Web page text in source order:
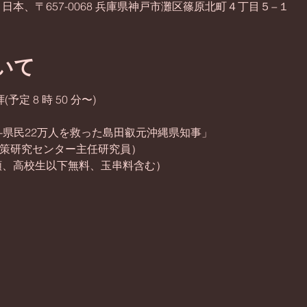
本、〒657-0068 兵庫県神戸市灘区篠原北町４丁目５−１
て
予定 8 時 50 分〜)
民22万人を救った島田叡元沖縄県知事」
研究センター主任研究員）
高校生以下無料、玉串料含む）